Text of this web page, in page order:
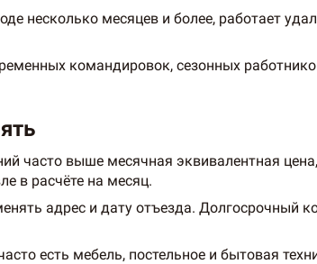
несколько месяцев и более, работает
командировок, сезонных
часто выше месячная эквивалентная
в расчёте на месяц.
адрес и дату отъезда. Долгосрочный
есть мебель, постельное и бытовая